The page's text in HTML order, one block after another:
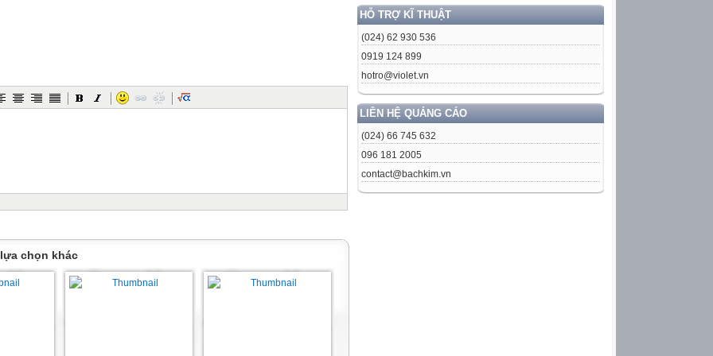
HỖ TRỢ KĨ THUẬT
(024) 62 930 536
0919 124 899
hotro@violet.vn
LIÊN HỆ QUẢNG CÁO
(024) 66 745 632
096 181 2005
contact@bachkim.vn
bài học tại phòng máy tính của Thư viện nhà trường.
chủ đề “Thế giới chuyện cổ” tại Thư viện nhà trường.
CỔ(1) NƯỚC MÌNH
chọn khác